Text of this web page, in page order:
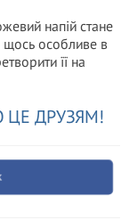
напій стане
особливе в
її на
ЦЕ ДРУЗЯМ!